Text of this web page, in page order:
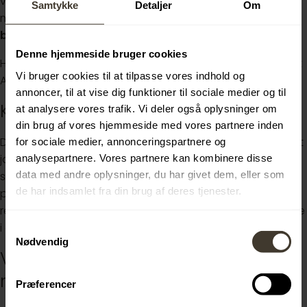
Samtykke Detaljer Om
Denne hjemmeside bruger cookies
Vi bruger cookies til at tilpasse vores indhold og
annoncer, til at vise dig funktioner til sociale medier og til
at analysere vores trafik. Vi deler også oplysninger om
din brug af vores hjemmeside med vores partnere inden
for sociale medier, annonceringspartnere og
analysepartnere. Vores partnere kan kombinere disse
data med andre oplysninger, du har givet dem, eller som
de har indsamlet fra din brug af deres tjenester.
Nødvendig
Præferencer
med mulighed for at starte som
butiksmedarbejder
Har du spørgsmål, er du velkommen til at kontakte Talent
Acquisition påelev@lidl.dk.
Klar til at søge jobbet?
Du behøver ikke vedhæfte en ansøgning når du søger et
job hos os. I stedet ser vi gerne, at du skriver et par
sætninger i starten af dit CV om, hvorfor du søger lige
præcis det her job. For at sikre en effektiv og retfærdig
rekrutteringsproces, bedes du undlade at tilføje et billede
i dit CV.
Vi forpligter os til en inkluderende
rekrutteringsproces.